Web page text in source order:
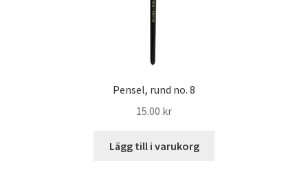
Pensel, rund no. 8
15.00 kr
Lägg till i varukorg